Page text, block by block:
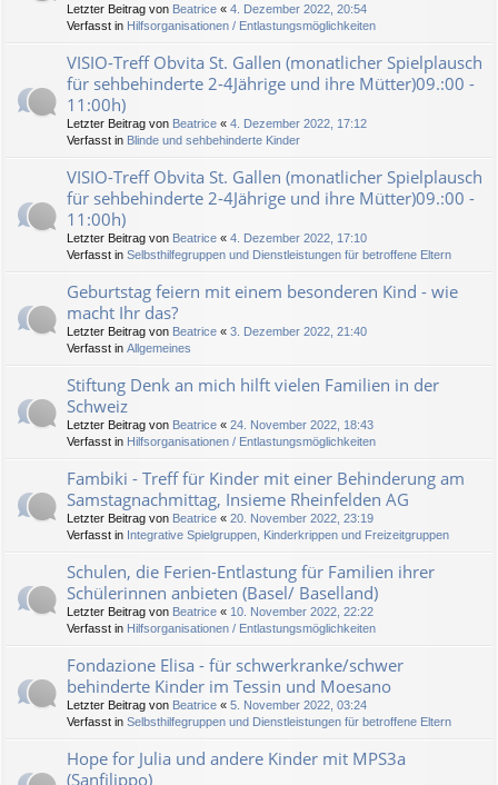
Letzter Beitrag von Beatrice « 4. Dezember 2022, 20:54
Verfasst in Hilfsorganisationen / Entlastungsmöglichkeiten
VISIO-Treff Obvita St. Gallen (monatlicher Spielplausch
für sehbehinderte 2-4Jährige und ihre Mütter)09.:00 -
11:00h)
Letzter Beitrag von Beatrice « 4. Dezember 2022, 17:12
Verfasst in Blinde und sehbehinderte Kinder
VISIO-Treff Obvita St. Gallen (monatlicher Spielplausch
für sehbehinderte 2-4Jährige und ihre Mütter)09.:00 -
11:00h)
Letzter Beitrag von Beatrice « 4. Dezember 2022, 17:10
Verfasst in Selbsthilfegruppen und Dienstleistungen für betroffene Eltern
Geburtstag feiern mit einem besonderen Kind - wie
macht Ihr das?
Letzter Beitrag von Beatrice « 3. Dezember 2022, 21:40
Verfasst in Allgemeines
Stiftung Denk an mich hilft vielen Familien in der
Schweiz
Letzter Beitrag von Beatrice « 24. November 2022, 18:43
Verfasst in Hilfsorganisationen / Entlastungsmöglichkeiten
Fambiki - Treff für Kinder mit einer Behinderung am
Samstagnachmittag, Insieme Rheinfelden AG
Letzter Beitrag von Beatrice « 20. November 2022, 23:19
Verfasst in Integrative Spielgruppen, Kinderkrippen und Freizeitgruppen
Schulen, die Ferien-Entlastung für Familien ihrer
Schülerinnen anbieten (Basel/ Baselland)
Letzter Beitrag von Beatrice « 10. November 2022, 22:22
Verfasst in Hilfsorganisationen / Entlastungsmöglichkeiten
Fondazione Elisa - für schwerkranke/schwer
behinderte Kinder im Tessin und Moesano
Letzter Beitrag von Beatrice « 5. November 2022, 03:24
Verfasst in Selbsthilfegruppen und Dienstleistungen für betroffene Eltern
Hope for Julia und andere Kinder mit MPS3a
(Sanfilippo)